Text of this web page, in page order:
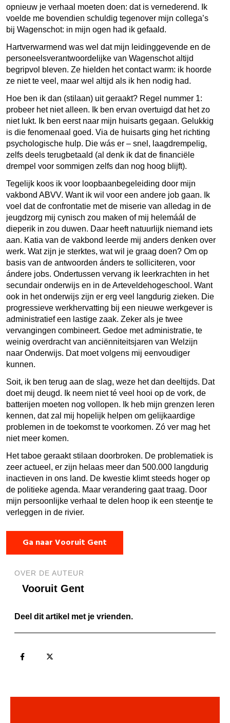
opnieuw je verhaal moeten doen: dat is vernederend. Ik
voelde me bovendien schuldig tegenover mijn collega’s
bij Wagenschot: in mijn ogen had ik gefaald.
Hartverwarmend was wel dat mijn leidinggevende en de
personeelsverantwoordelijke van Wagenschot altijd
begripvol bleven. Ze hielden het contact warm: ik hoorde
ze niet te veel, maar wel altijd als ik hen nodig had.
Hoe ben ik dan (stilaan) uit geraakt? Regel nummer 1:
probeer het niet alleen. Ik ben ervan overtuigd dat het zo
niet lukt. Ik ben eerst naar mijn huisarts gegaan. Gelukkig
is die fenomenaal goed. Via de huisarts ging het richting
psychologische hulp. Die wás er – snel, laagdrempelig,
zelfs deels terugbetaald (al denk ik dat de financiële
drempel voor sommigen zelfs dan nog hoog blijft).
Tegelijk koos ik voor loopbaanbegeleiding door mijn
vakbond ABVV. Want ik wil voor een andere job gaan. Ik
voel dat de confrontatie met de miserie van alledag in de
jeugdzorg mij cynisch zou maken of mij helemáál de
dieperik in zou duwen. Daar heeft natuurlijk niemand iets
aan. Katia van de vakbond leerde mij anders denken over
werk. Wat zijn je sterktes, wat wil je graag doen? Om op
basis van de antwoorden ánders te solliciteren, voor
ándere jobs. Ondertussen vervang ik leerkrachten in het
secundair onderwijs en in de Arteveldehogeschool. Want
ook in het onderwijs zijn er erg veel langdurig zieken. Die
progressieve werkhervatting bij een nieuwe werkgever is
administratief een lastige zaak. Zeker als je twee
vervangingen combineert. Gedoe met administratie, te
weinig overdracht van anciënniteitsjaren van Welzijn
naar Onderwijs. Dat moet volgens mij eenvoudiger
kunnen.
Soit, ik ben terug aan de slag, weze het dan deeltijds. Dat
doet mij deugd. Ik neem niet té veel hooi op de vork, de
batterijen moeten nog vollopen. Ik heb mijn grenzen leren
kennen, dat zal mij hopelijk helpen om gelijkaardige
problemen in de toekomst te voorkomen. Zó ver mag het
niet meer komen.
Het taboe geraakt stilaan doorbroken. De problematiek is
zeer actueel, er zijn helaas meer dan 500.000 langdurig
inactieven in ons land. De kwestie klimt steeds hoger op
de politieke agenda. Maar verandering gaat traag. Door
mijn persoonlijke verhaal te delen hoop ik een steentje te
verleggen in de rivier.
Ga naar Vooruit Gent
OVER DE AUTEUR
Vooruit Gent
Deel dit artikel met je vrienden.